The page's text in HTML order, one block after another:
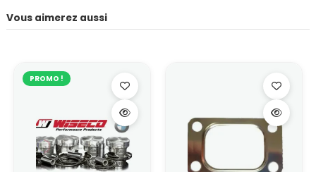
Vous aimerez aussi
PROMO !